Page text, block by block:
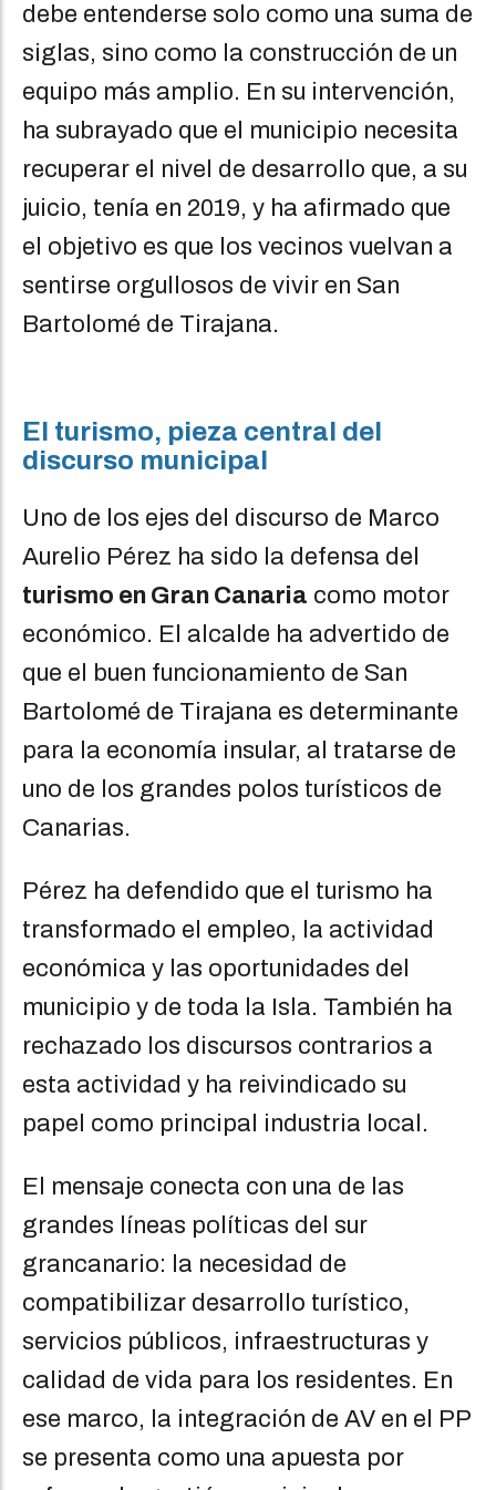
debe entenderse solo como una suma de
siglas, sino como la construcción de un
equipo más amplio. En su intervención,
ha subrayado que el municipio necesita
recuperar el nivel de desarrollo que, a su
juicio, tenía en 2019, y ha afirmado que
el objetivo es que los vecinos vuelvan a
sentirse orgullosos de vivir en San
Bartolomé de Tirajana.
El turismo, pieza central del
discurso municipal
Uno de los ejes del discurso de Marco
Aurelio Pérez ha sido la defensa del
turismo en Gran Canaria como motor
económico. El alcalde ha advertido de
que el buen funcionamiento de San
Bartolomé de Tirajana es determinante
para la economía insular, al tratarse de
uno de los grandes polos turísticos de
Canarias.
Pérez ha defendido que el turismo ha
transformado el empleo, la actividad
económica y las oportunidades del
municipio y de toda la Isla. También ha
rechazado los discursos contrarios a
esta actividad y ha reivindicado su
papel como principal industria local.
El mensaje conecta con una de las
grandes líneas políticas del sur
grancanario: la necesidad de
compatibilizar desarrollo turístico,
servicios públicos, infraestructuras y
calidad de vida para los residentes. En
ese marco, la integración de AV en el PP
se presenta como una apuesta por